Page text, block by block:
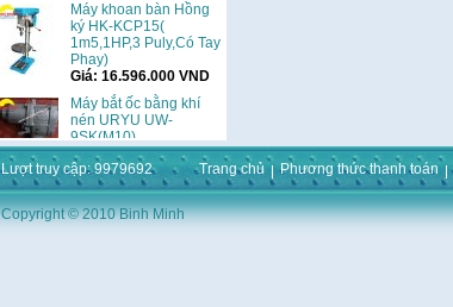
Máy khoan bàn Hồng
ký HK-KCP15(
1m5,1HP,3 Puly,Có Tay
Phay)
Giá:16.596.000VND
Lượt truy cập: 9979692 Trang chủ Phương thức thanh toán
Copyright © 2010 Binh Minh